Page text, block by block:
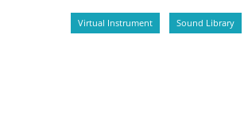
Virtual Instrument Sound Library